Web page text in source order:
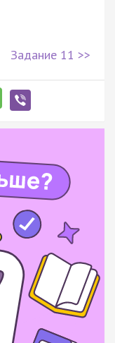
Задание 11 >>